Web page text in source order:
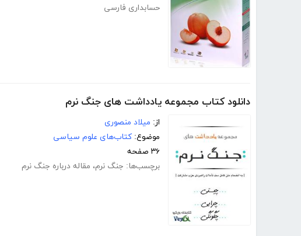
حسابداری فارسی
دانلود کتاب مجموعه یادداشت های جنگ نرم
از: میلاد منصوری
موضوع: کتاب‌های علوم سیاسی
۳۶ صفحه
برچسب‌ها: جنگ نرم، مقاله درباره جنگ نرم